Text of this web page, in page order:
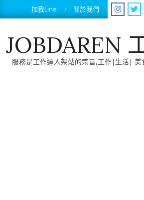
to
加我Line 關於我們
JOBDAREN
服務是工作達人架站的宗旨,工作|生活|